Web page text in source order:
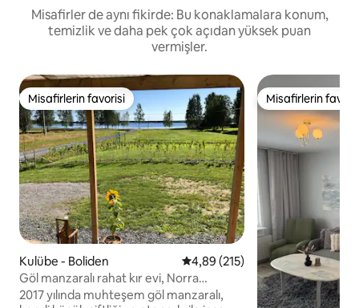
Misafirler de aynı fikirde: Bu konaklamalara konum,
temizlik ve daha pek çok açıdan yüksek puan
vermişler.
Misafirlerin favorisi
Misafirlerin favorisi
Kulübe - Boliden 5 üzerinden ortalama 4,89
4,89 (215)
Göl manzaralı rahat kır evi, Norra
bergfors
2017 yılında muhteşem göl manzaralı,
Misafirlerin
Misafirlerin